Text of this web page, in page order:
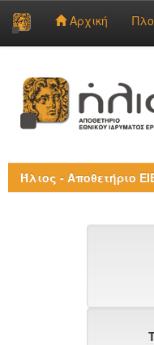
navigation
Αρχική
Ήλιος - Αποθετήριο